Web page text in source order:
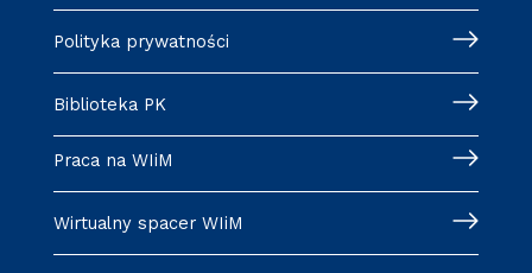
Polityka prywatności
Biblioteka PK
Praca na WIiM
Wirtualny spacer WIiM